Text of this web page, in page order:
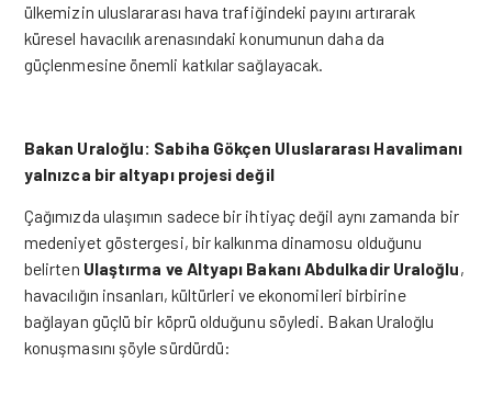
ülkemizin uluslararası hava trafiğindeki payını artırarak
küresel havacılık arenasındaki konumunun daha da
güçlenmesine önemli katkılar sağlayacak.
Bakan Uraloğlu: Sabiha Gökçen Uluslararası Havalimanı
yalnızca bir altyapı projesi değil
Çağımızda ulaşımın sadece bir ihtiyaç değil aynı zamanda bir
medeniyet göstergesi, bir kalkınma dinamosu olduğunu
belirten Ulaştırma ve Altyapı Bakanı Abdulkadir Uraloğlu,
havacılığın insanları, kültürleri ve ekonomileri birbirine
bağlayan güçlü bir köprü olduğunu söyledi. Bakan Uraloğlu
konuşmasını şöyle sürdürdü: